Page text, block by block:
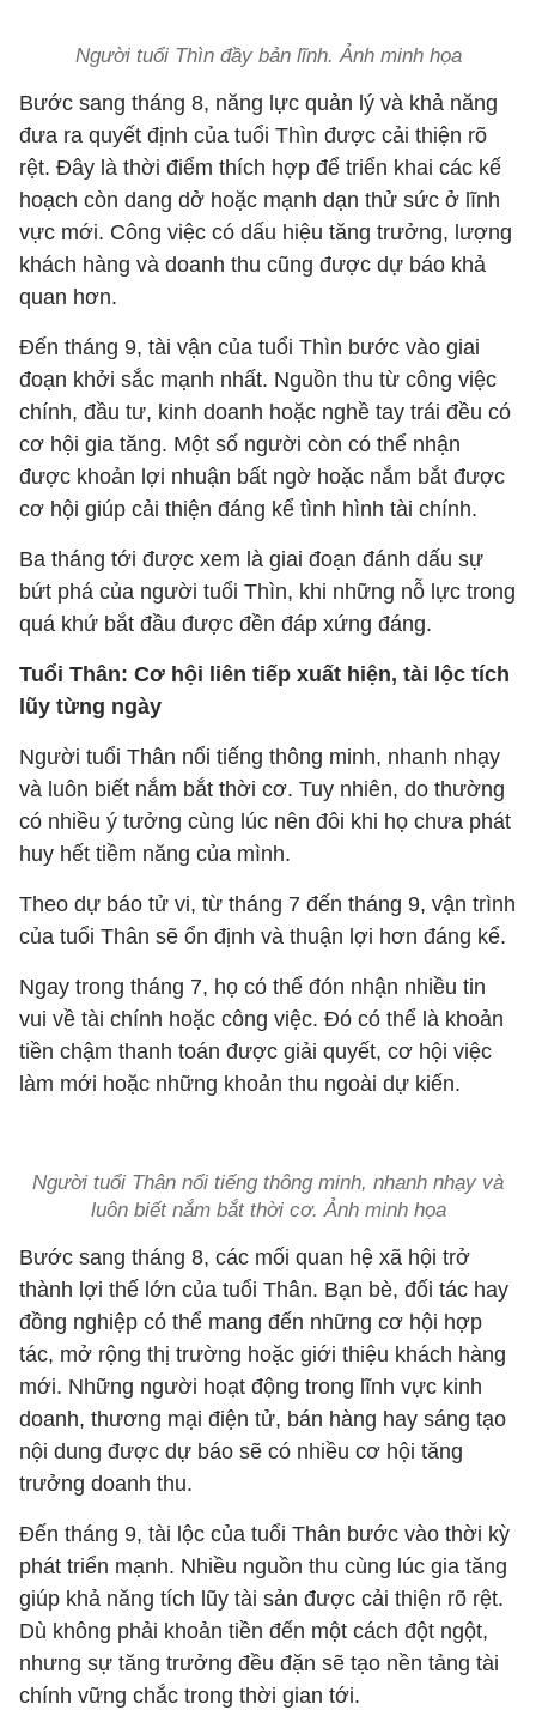
Người tuổi Thìn đầy bản lĩnh. Ảnh minh họa
Bước sang tháng 8, năng lực quản lý và khả năng
đưa ra quyết định của tuổi Thìn được cải thiện rõ
rệt. Đây là thời điểm thích hợp để triển khai các kế
hoạch còn dang dở hoặc mạnh dạn thử sức ở lĩnh
vực mới. Công việc có dấu hiệu tăng trưởng, lượng
khách hàng và doanh thu cũng được dự báo khả
quan hơn.
Đến tháng 9, tài vận của tuổi Thìn bước vào giai
đoạn khởi sắc mạnh nhất. Nguồn thu từ công việc
chính, đầu tư, kinh doanh hoặc nghề tay trái đều có
cơ hội gia tăng. Một số người còn có thể nhận
được khoản lợi nhuận bất ngờ hoặc nắm bắt được
cơ hội giúp cải thiện đáng kể tình hình tài chính.
Ba tháng tới được xem là giai đoạn đánh dấu sự
bứt phá của người tuổi Thìn, khi những nỗ lực trong
quá khứ bắt đầu được đền đáp xứng đáng.
Tuổi Thân: Cơ hội liên tiếp xuất hiện, tài lộc tích
lũy từng ngày
Người tuổi Thân nổi tiếng thông minh, nhanh nhạy
và luôn biết nắm bắt thời cơ. Tuy nhiên, do thường
có nhiều ý tưởng cùng lúc nên đôi khi họ chưa phát
huy hết tiềm năng của mình.
Theo dự báo tử vi, từ tháng 7 đến tháng 9, vận trình
của tuổi Thân sẽ ổn định và thuận lợi hơn đáng kể.
Ngay trong tháng 7, họ có thể đón nhận nhiều tin
vui về tài chính hoặc công việc. Đó có thể là khoản
tiền chậm thanh toán được giải quyết, cơ hội việc
làm mới hoặc những khoản thu ngoài dự kiến.
Người tuổi Thân nổi tiếng thông minh, nhanh nhạy và
luôn biết nắm bắt thời cơ. Ảnh minh họa
Bước sang tháng 8, các mối quan hệ xã hội trở
thành lợi thế lớn của tuổi Thân. Bạn bè, đối tác hay
đồng nghiệp có thể mang đến những cơ hội hợp
tác, mở rộng thị trường hoặc giới thiệu khách hàng
mới. Những người hoạt động trong lĩnh vực kinh
doanh, thương mại điện tử, bán hàng hay sáng tạo
nội dung được dự báo sẽ có nhiều cơ hội tăng
trưởng doanh thu.
Đến tháng 9, tài lộc của tuổi Thân bước vào thời kỳ
phát triển mạnh. Nhiều nguồn thu cùng lúc gia tăng
giúp khả năng tích lũy tài sản được cải thiện rõ rệt.
Dù không phải khoản tiền đến một cách đột ngột,
nhưng sự tăng trưởng đều đặn sẽ tạo nền tảng tài
chính vững chắc trong thời gian tới.